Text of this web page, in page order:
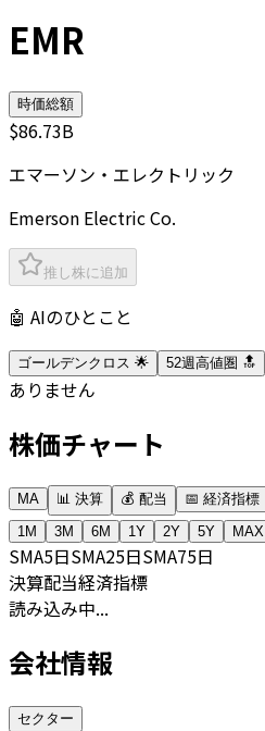
EMR
時価総額
$86.73B
エマーソン・エレクトリック
Emerson Electric Co.
推し株に追加
🤖 AIのひとこと
ゴールデンクロス 🌟 52週高値圏 🔝
ありません
株価チャート
MA 📊 決算 💰 配当
📅 経済指標
1M
3M 6M 1Y 2Y 5Y MAX
SMA5日SMA25日SMA75日
決算配当経済指標
読み込み中...
会社情報
セクター